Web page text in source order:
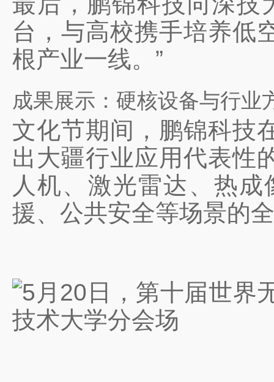
台，与高校携手培养低
根产业一线。”
成果展示：硬核设备与行业
文化节期间，鹏锦科技
出大疆行业应用代表性
人机、激光雷达、热
援、公共安全等场景的